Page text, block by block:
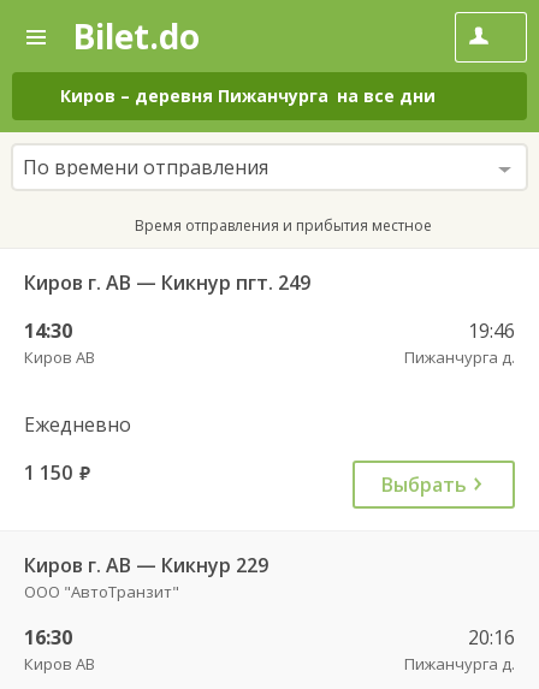
—
Поиск
и
покупка
билетов
на
автобус
онлайн
Bilet.do
Киров – деревня Пижанчурга на все дни
По времени отправления
Время отправления и прибытия местное
Киров г. АВ — Кикнур пгт. 249
14:30
Киров АВ
19:46
Пижанчурга д.
Ежедневно
1 150 руб. Выбрать
Киров г. АВ — Кикнур 229
ООО "АвтоТранзит"
16:30
Киров АВ
20:16
Пижанчурга д.